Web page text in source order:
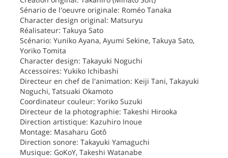
Sénario de l'oeuvre originale: Roméo Tanaka
Character design original: Matsuryu
Réalisateur: Takuya Sato
Scénario: Yuniko Ayana, Ayumi Sekine, Takuya Sato,
Yoriko Tomita
Character design: Takayuki Noguchi
Accessoires: Yukiko Ichibashi
Directeur en chef de l'animation: Keiji Tani, Takayuki
Noguchi, Tatsuaki Okamoto
Coordinateur couleur: Yoriko Suzuki
Directeur de la photographie: Takeshi Hirooka
Direction artistique: Kazuhiro Inoue
Montage: Masaharu Gotô
Direction sonore: Takayuki Yamaguchi
Musique: GoKoY, Takeshi Watanabe